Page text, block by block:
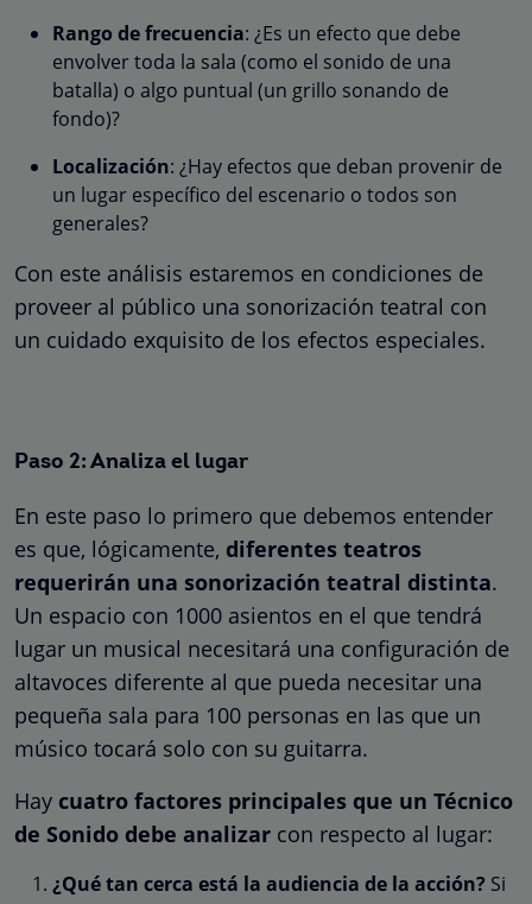
Rango de frecuencia: ¿Es un efecto que debe
envolver toda la sala (como el sonido de una
batalla) o algo puntual (un grillo sonando de
fondo)?
Localización: ¿Hay efectos que deban provenir de
un lugar específico del escenario o todos son
generales?
Con este análisis estaremos en condiciones de
proveer al público una sonorización teatral con
un cuidado exquisito de los efectos especiales.
Paso 2: Analiza el lugar
En este paso lo primero que debemos entender
es que, lógicamente, diferentes teatros
requerirán una sonorización teatral distinta.
Un espacio con 1000 asientos en el que tendrá
lugar un musical necesitará una configuración de
altavoces diferente al que pueda necesitar una
pequeña sala para 100 personas en las que un
músico tocará solo con su guitarra.
Hay cuatro factores principales que un Técnico
de Sonido debe analizar con respecto al lugar:
¿Qué tan cerca está la audiencia de la acción? Si